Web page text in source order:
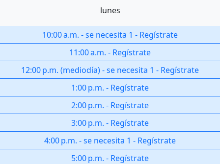
lunes
10:00 a.m. -se necesita 1 - Regístrate
11:00 a.m. - Regístrate
12:00 p.m. (mediodía)-se necesita 1 - Regístrate
1:00 p.m. - Regístrate
2:00 p.m. - Regístrate
3:00 p.m. - Regístrate
4:00 p.m. -se necesita 1 - Regístrate
5:00 p.m. - Regístrate